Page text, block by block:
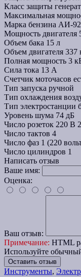
Класс защиты
Максимальная
Марка бензина АИ-92
Мощность двигателя
Объем бака 15 л
Объем двигателя 337
Полная мощность 3
Сила тока 13 А
Счетчик моточасов
Тип запуска ручной
Тип охлаждения
Тип электростанции
Уровень шума 74 дБ
Число розеток 220 В 2
Число тактов 4
Число фаз 1 (220
Число цилиндров 1
Написать отзыв
Ваше имя:
Оценка:
Ваш отзыв:
Примечание: HTML
Используйте
Оставить отзыв
Инструменты,